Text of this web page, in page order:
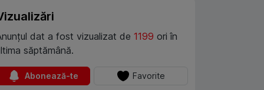
dat a fost vizualizat de 1199 ori în
săptămână.
Abonează-te Favorite